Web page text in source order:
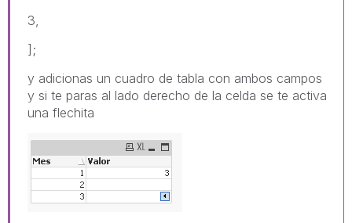
3,
];
y adicionas un cuadro de tabla con ambos campos
y si te paras al lado derecho de la celda se te activa
una flechita